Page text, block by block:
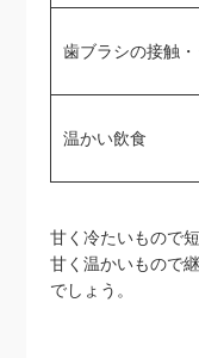
歯ブラシの接触
温かい飲食
甘く冷たいもので
甘く温かいもので
でしょう。